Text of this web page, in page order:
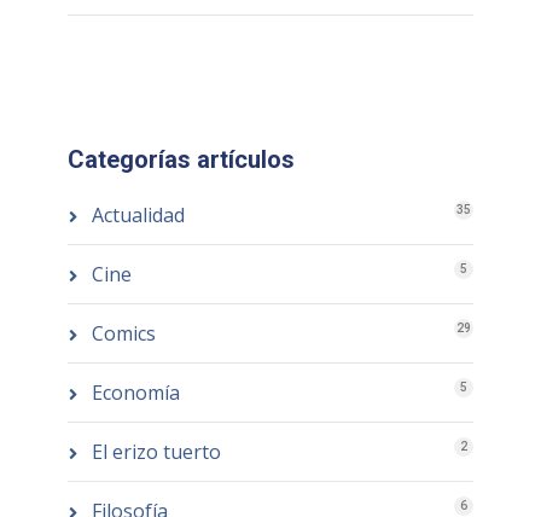
Categorías artículos
Actualidad 35
Cine 5
Comics 29
Economía 5
El erizo tuerto 2
Filosofía 6